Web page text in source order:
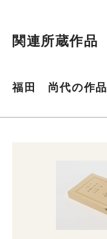
関連所蔵作品
福田 尚代の作品